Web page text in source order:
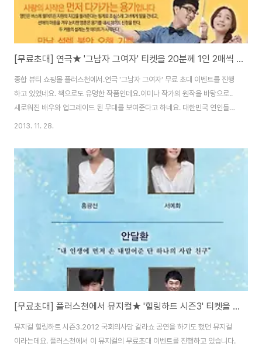
[무료초대] 연극★ '그남자 그여자' 티켓을 20분께 1인 2매씩 드립니다~!
종합 뷰티 쇼핑몰 플러스천에서.연극 '그남자 그여자' 무료 초대 이벤트를 진행
하고 있었네요. 책으로도 유명한 작품인데요.이미나 작가의 원작을 바탕으로..
새로워진 배우와 업그레이드 된 무대를 보여준다고 하네요. 대한민국 연인들이
인정한 최고의 커플연극이라는데...전 쏠로라서.....과연 ㅠㅠ
2013. 11. 28.
[무료초대] 플러스천에서 뮤지컬★ '힐링하트 시즌3' 티켓을 20분께 1인 2매씩 드립니다~!
뮤지컬 힐링하트 시즌3.2012 국회의사당 갈라쇼 공연을 하기도 했던 뮤지컬
이라는데요. 플러스천에서 이 뮤지컬의 무료초대 이벤트를 진행하고 있습니다.